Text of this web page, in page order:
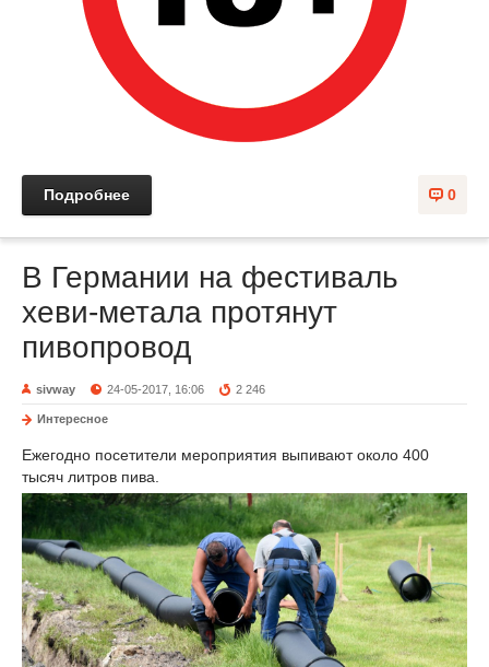
0
Подробнее
В Германии на фестиваль
хеви-метала протянут
пивопровод
sivway 24-05-2017, 16:06 2 246
Интересное
Ежегодно посетители мероприятия выпивают около 400
тысяч литров пива.